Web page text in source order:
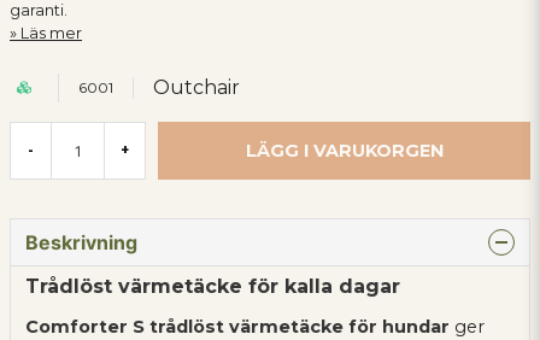
garanti.
Läs mer
6001 Outchair
- + LÄGG I VARUKORGEN
Beskrivning
Trådlöst värmetäcke för kalla dagar
Comforter S trådlöst värmetäcke för hundar ger